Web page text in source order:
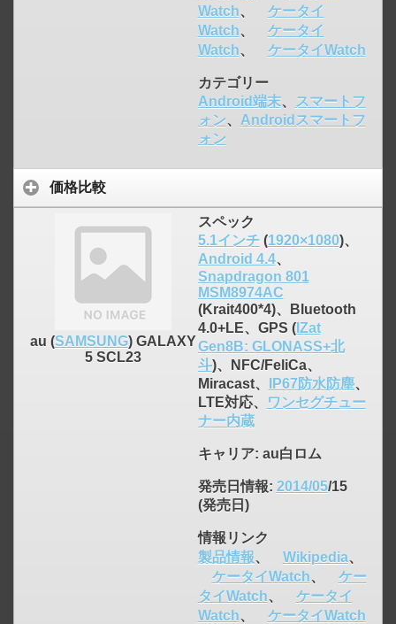
Watch、
ケータイ
Watch、
ケータイ
Watch、 ケータイWatch
カテゴリー
Android端末、
スマートフ
ォン、 Androidスマートフ
ォン
価格比較
au (SAMSUNG) GALAXY
5 SCL23
スペック
5.1インチ(1920×1080)、
Android 4.4、
Snapdragon 801
MSM8974AC
(Krait400*4)、Bluetooth
4.0+LE、GPS (IZat
Gen8B: GLONASS+北
斗)、NFC/FeliCa、
Miracast、
IP67防水防塵、
LTE対応、
ワンセグチュー
ナー内蔵
キャリア: au白ロム
発売日情報: 2014/05/15
(発売日)
情報リンク
製品情報、 Wikipedia、
ケータイWatch、
ケー
タイWatch、
ケータイ
Watch、 ケータイWatch
click to expand contents